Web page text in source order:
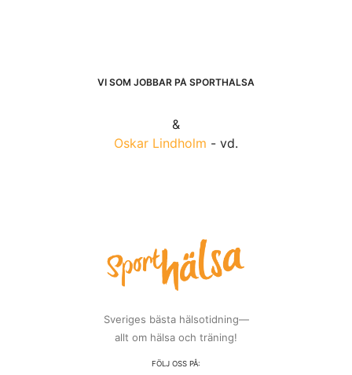
VI SOM JOBBAR PÅ SPORTHÄLSA
&
Oskar Lindholm - vd.
Sveriges bästa hälsotidning—
allt om hälsa och träning!
FÖLJ OSS PÅ: